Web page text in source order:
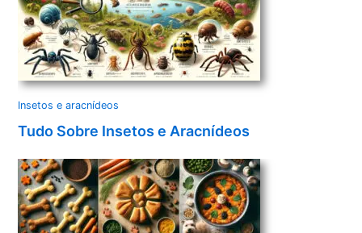
Insetos e aracnídeos
Tudo Sobre Insetos e Aracnídeos